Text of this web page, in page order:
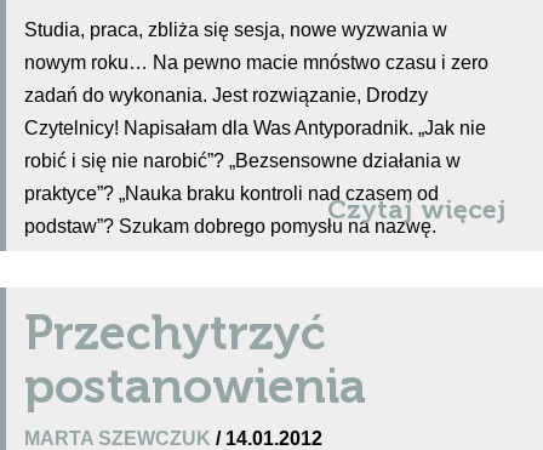
Studia, praca, zbliża się sesja, nowe wyzwania w
nowym roku… Na pewno macie mnóstwo czasu i zero
zadań do wykonania. Jest rozwiązanie, Drodzy
Czytelnicy! Napisałam dla Was Antyporadnik. „Jak nie
robić i się nie narobić”? „Bezsensowne działania w
praktyce”? „Nauka braku kontroli nad czasem od
podstaw”? Szukam dobrego pomysłu na nazwę.
Czytaj więcej
Przechytrzyć
postanowienia
MARTA SZEWCZUK / 14.01.2012